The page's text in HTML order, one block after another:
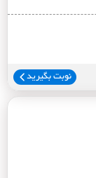
نوبت بگیرید